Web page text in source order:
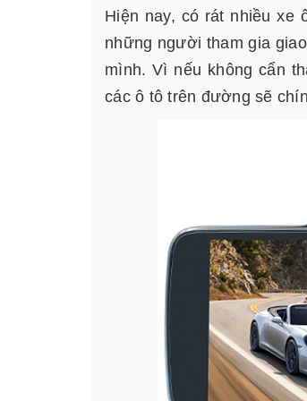
Hiện nay, có rát nhiều xe
những người tham gia
mình. Vì nếu không cẩn
các ô tô trên đường sẽ